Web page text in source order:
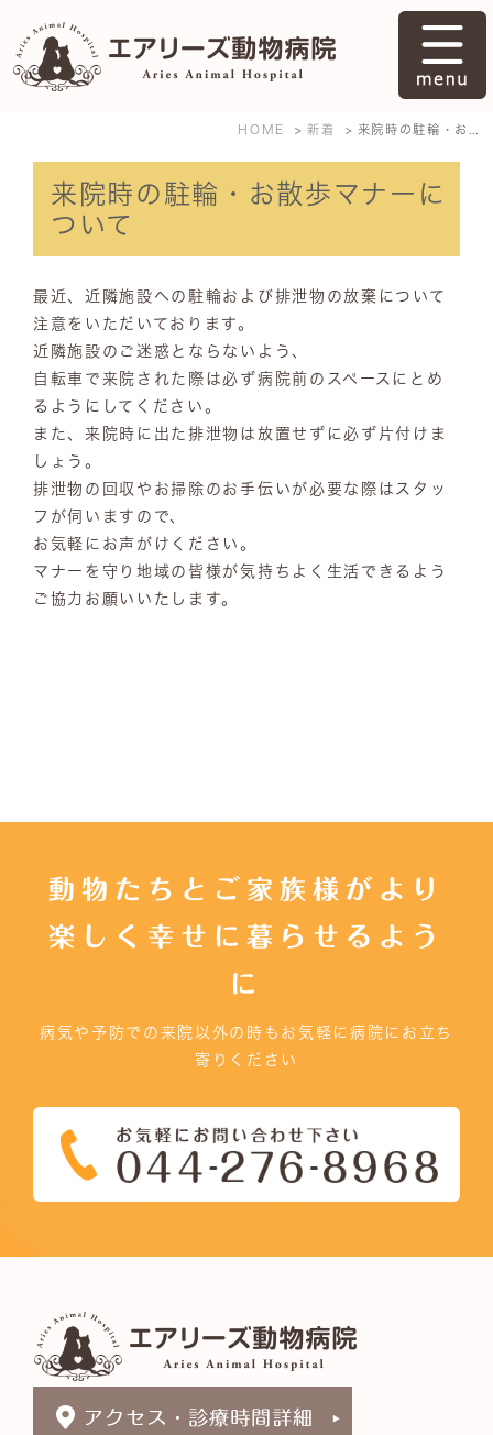
HOME 新着
来院時の駐輪・お散歩マナーに
ついて
最近、近隣施設への駐輪および排泄物の放棄について
注意をいただいております。
近隣施設のご迷惑とならないよう、
自転車で来院された際は必ず病院前のスペースにとめ
るようにしてください。
また、来院時に出た排泄物は放置せずに必ず片付けま
しょう。
排泄物の回収やお掃除のお手伝いが必要な際はスタッ
フが伺いますので、
お気軽にお声がけください。
マナーを守り地域の皆様が気持ちよく生活できるよう
ご協力お願いいたします。
動物たちとご家族様がより
楽しく幸せに暮らせるよう
に
病気や予防での来院以外の時もお気軽に病院にお立ち
寄りください